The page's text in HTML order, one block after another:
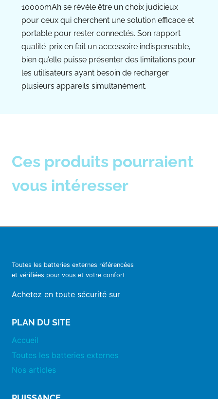
10000mAh se révèle être un choix judicieux
pour ceux qui cherchent une solution efficace et
portable pour rester connectés. Son rapport
qualité-prix en fait un accessoire indispensable,
bien qu’elle puisse présenter des limitations pour
les utilisateurs ayant besoin de recharger
plusieurs appareils simultanément.
Ces produits pourraient
vous intéresser
Toutes les batteries externes référencées
et vérifiées pour vous et votre confort
Achetez en toute sécurité sur
PLAN DU SITE
Accueil
Toutes les batteries externes
Nos articles